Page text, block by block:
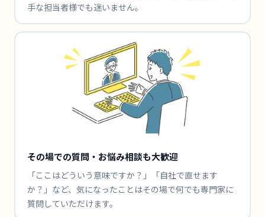
手な担当者様でも迷いません。
その場での質問・お悩み相談も大歓迎
「ここはどういう意味ですか？」「自社で直せます
か？」など、気になったことはその場で何でも専門家に
質問していただけます。